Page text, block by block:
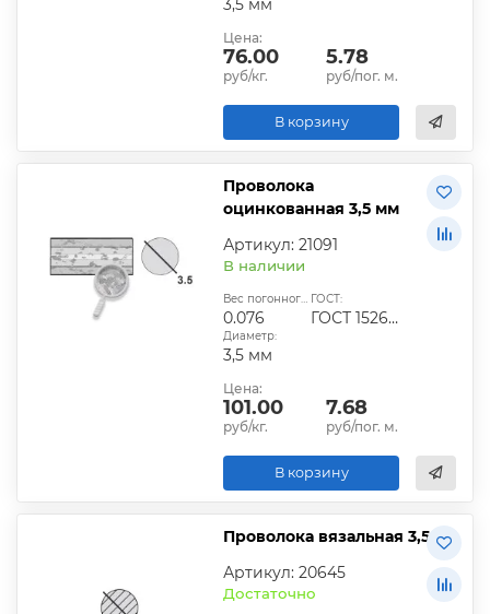
3,5 мм
Цена:
76.00
руб/кг.
5.78
руб/пог. м.
В корзину
Проволока
оцинкованная 3,5 мм
Артикул: 21091
В наличии
Вес погонного метра, кг:
0.076
ГОСТ:
ГОСТ 1526-81
Диаметр:
3,5 мм
Цена:
101.00
руб/кг.
7.68
руб/пог. м.
В корзину
Проволока вязальная 3,5
Артикул: 20645
Достаточно